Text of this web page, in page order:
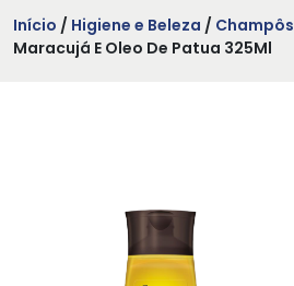
Início / Higiene e Beleza / Champôs
Maracujá E Oleo De Patua 325Ml